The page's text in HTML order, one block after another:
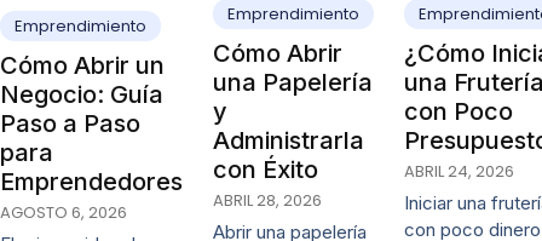
Emprendimiento
Cómo Abrir un
Negocio: Guía
Paso a Paso
para
Emprendedores
AGOSTO 6, 2026
Emprendimiento
Cómo Abrir
una Papelería
y
Administrarla
con Éxito
ABRIL 28, 2026
Abrir una papelería
¿Cómo
una
con Poco
ABRIL 24, 2026
Iniciar una
con poco dinero